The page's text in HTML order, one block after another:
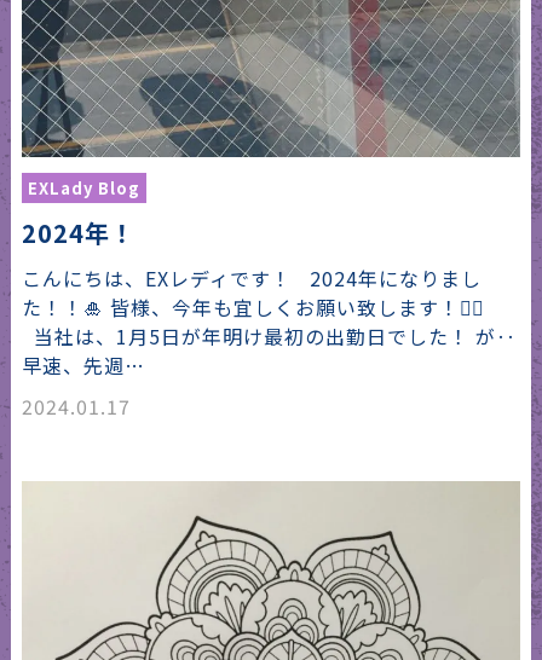
EXLady Blog
2024年！
こんにちは、EXレディです！ 2024年になりまし
た！！🎍 皆様、今年も宜しくお願い致します！🙇‍♀️
当社は、1月5日が年明け最初の出勤日でした！ が‥
早速、先週…
2024.01.17